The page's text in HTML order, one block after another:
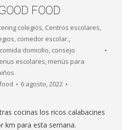
FOOD
colegios, Centros escolares,
, comedor escolar.,
comida domicilio, consejo
escolares, menús para
6 agosto, 2022
cocinas los ricos calabacines
km para esta semana.